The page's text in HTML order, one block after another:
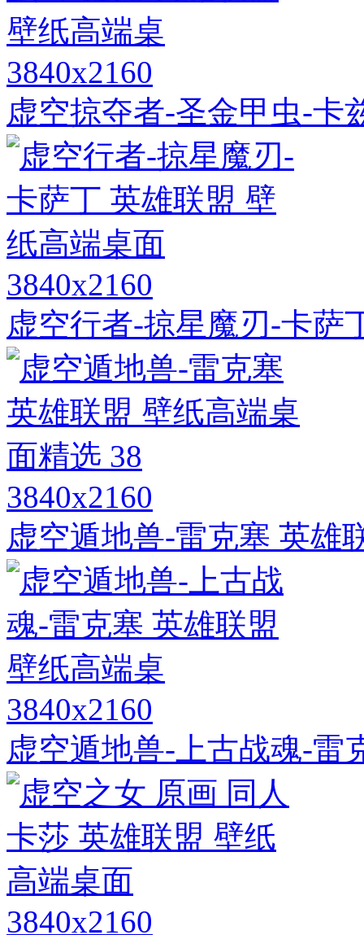
3840x2160
虚空掠夺者-圣金甲虫-卡
3840x2160
虚空行者-掠星魔刃-卡萨
3840x2160
虚空遁地兽-雷克塞 英雄
3840x2160
虚空遁地兽-上古战魂-雷
3840x2160